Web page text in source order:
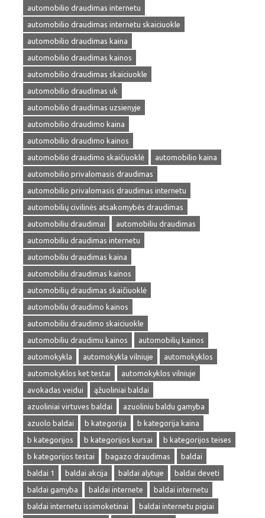
automobilio draudimas internetu
automobilio draudimas internetu skaiciuokle
automobilio draudimas kaina
automobilio draudimas kainos
automobilio draudimas skaiciuokle
automobilio draudimas uk
automobilio draudimas uzsienyje
automobilio draudimo kaina
automobilio draudimo kainos
automobilio draudimo skaičiuoklė
automobilio kaina
automobilio privalomasis draudimas
automobilio privalomasis draudimas internetu
automobilių civilinės atsakomybės draudimas
automobiliu draudimai
automobiliu draudimas
automobiliu draudimas internetu
automobiliu draudimas kaina
automobiliu draudimas kainos
automobilių draudimas skaičiuoklė
automobiliu draudimo kainos
automobiliu draudimo skaiciuokle
automobiliu draudimu kainos
automobilių kainos
automokykla
automokykla vilniuje
automokyklos
automokyklos ket testai
automokyklos vilniuje
avokadas veidui
ąžuoliniai baldai
azuoliniai virtuves baldai
azuoliniu baldu gamyba
azuolo baldai
b kategorija
b kategorija kaina
b kategorijos
b kategorijos kursai
b kategorijos teises
b kategorijos testai
bagazo draudimas
baldai
baldai 1
baldai akcija baldai alytuje
baldai deveti
baldai gamyba
baldai internete
baldai internetu
baldai internetu issimoketinai
baldai internetu pigiai